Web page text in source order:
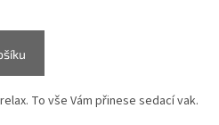
To vše Vám přinese sedací vak.